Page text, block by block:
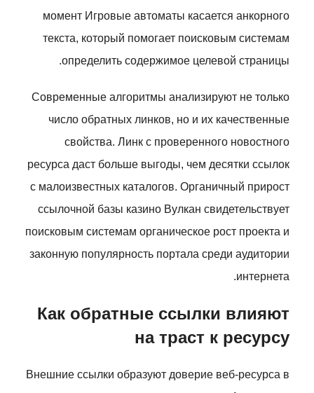
момент Игровые автоматы касается анкорного
текста, который помогает поисковым системам
определить содержимое целевой страницы.
Современные алгоритмы анализируют не только
число обратных линков, но и их качественные
свойства. Линк с проверенного новостного
ресурса даст больше выгоды, чем десятки ссылок
с малоизвестных каталогов. Органичный прирост
ссылочной базы казино Вулкан свидетельствует
поисковым системам органическое рост проекта и
законную популярность портала среди аудитории
интернета.
Как обратные ссылки влияют
на траст к ресурсу
Внешние ссылки образуют доверие веб-ресурса в